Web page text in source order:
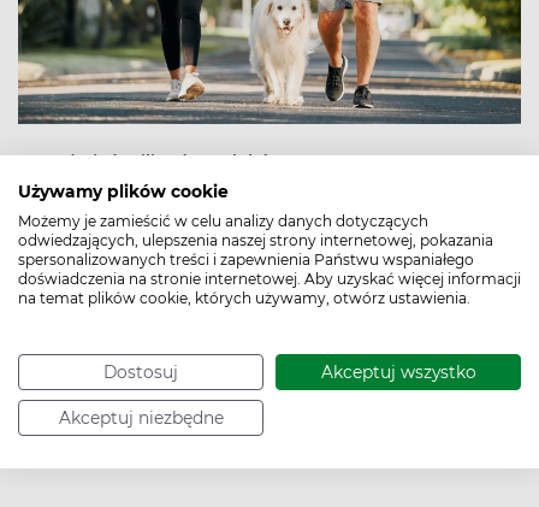
Używamy plików cookie
Możemy je zamieścić w celu analizy danych dotyczących
odwiedzających, ulepszenia naszej strony internetowej, pokazania
spersonalizowanych treści i zapewnienia Państwu wspaniałego
doświadczenia na stronie internetowej. Aby uzyskać więcej informacji
na temat plików cookie, których używamy, otwórz ustawienia.
Dostosuj Akceptuj wszystko
Akceptuj niezbędne
Ponad pięć milionów Polaków ma stan
przedcukrzycowy, który może doprowadzić do rozwoju
cukrzycy. Amerykańscy badacze zauważyli, że w tym
stanie regularny szybki marsz może pozwolić lepiej
kontrolować poziom cukru we krwi niż intensywny
trening. Polskie Towarzystwo Diabetologiczne zaleca też
Czytaj więcej